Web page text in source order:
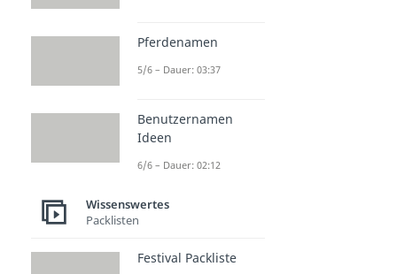
Pferdenamen
5/6 – Dauer: 03:37
Benutzernamen
Ideen
6/6 – Dauer: 02:12
Wissenswertes
Packlisten
Festival Packliste